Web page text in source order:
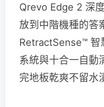
Qrevo Edge 2 深
放到中階機種的答
RetractSense™ 智
系統與十合一自動
完地板乾爽不留水